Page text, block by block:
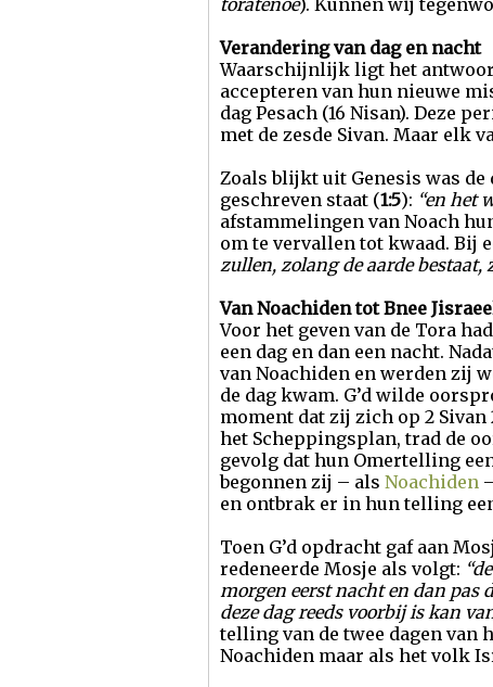
toratenoe). Kunnen wij
Verandering van dag en nacht
Waarschijnlijk ligt het
accepteren van hun nieuwe
dag Pesach (16 Nisan). Deze
met de zesde Sivan. Maar elk
Zoals blijkt uit Genesis was
geschreven staat (1:5): “en het
afstammelingen van Noach
om te vervallen tot kwaad. Bij
zullen, zolang de aarde
Van Noachiden tot Bnee
Voor het geven van de Tora
een dag en dan een nacht.
van Noachiden en werden zij
de dag kwam. G’d wilde
moment dat zij zich op 2
het Scheppingsplan, trad de
gevolg dat hun Omertelling
begonnen zij – als Noachiden
en ontbrak er in hun telling
Toen G’d opdracht gaf aan
redeneerde Mosje als volgt:
morgen eerst nacht en dan pas
deze dag reeds voorbij is kan
telling van de twee dagen van
Noachiden maar als het volk